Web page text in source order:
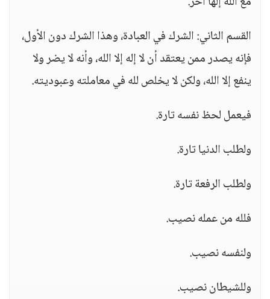
القسم الثاني: الشرك في العبادة، وهذا الشرك دون الأول،
فإنه يصدر ممن يعتقد أن لا إله إلا الله، وأنه لا يضر ولا
ينفع إلا الله، ولكن لا يخلص لله في معاملته وعبوديته.
فيعمل لحظ نفسه تارة.
ولطلب الدنيا تارة.
ولطلب الرفعة تارة.
فلله من عمله نصيب.
ولنفسه نصيب.
وللشيطان نصيب.